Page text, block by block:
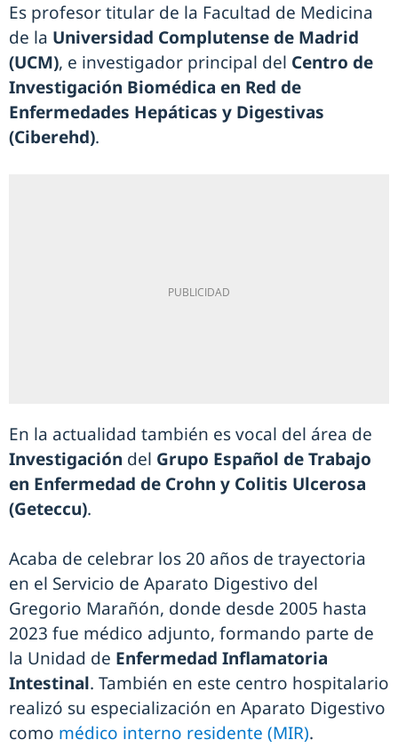
Es profesor titular de la Facultad de Medicina
de la Universidad Complutense de Madrid
(UCM), e investigador principal del Centro de
Investigación Biomédica en Red de
Enfermedades Hepáticas y Digestivas
(Ciberehd).
En la actualidad también es vocal del área de
Investigación del Grupo Español de Trabajo
en Enfermedad de Crohn y Colitis Ulcerosa
(Geteccu).
Acaba de celebrar los 20 años de trayectoria
en el Servicio de Aparato Digestivo del
Gregorio Marañón, donde desde 2005 hasta
2023 fue médico adjunto, formando parte de
la Unidad de Enfermedad Inflamatoria
Intestinal. También en este centro hospitalario
realizó su especialización en Aparato Digestivo
como médico interno residente (MIR).